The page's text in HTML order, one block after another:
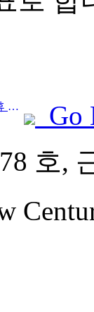
Prev:양쯔강 삼각주 철도는 노동절 연휴 기간 동안 2,138만 명이 넘는 승객을 수송했습니다.
Go
호,